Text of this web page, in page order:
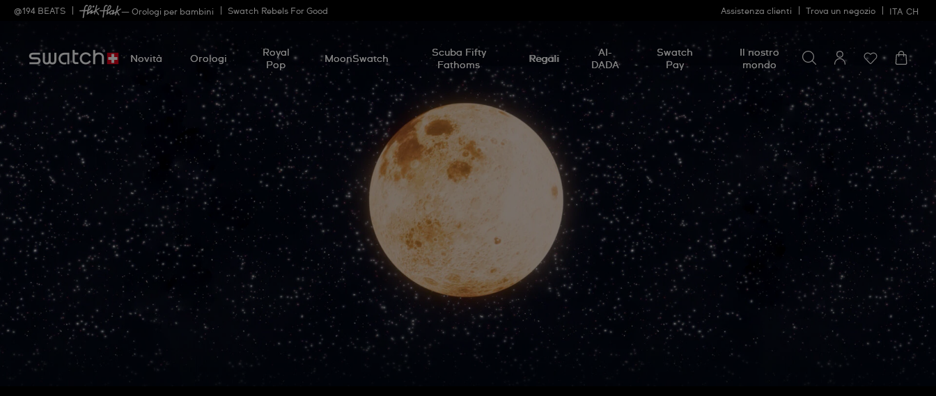
@194 BEATS — Orologi per bambini Swatch Rebels For Good Assistenza clienti Trova un negozio ITA CH
Novità Orologi
Royal
Pop
MoonSwatch
Scuba Fifty
Fathoms
Regali
AI-
DADA
Swatch
Pay
Il nostro
mondo